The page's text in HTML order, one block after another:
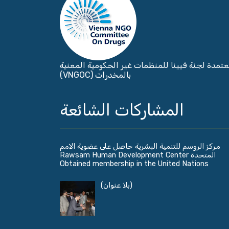
لجنة فيينا للمنظمات غير الحكومية المعنية
بالمخدرات (VNGOC)
المشاركات الشائعة
مركز الروسم للتنمية البشرية حاصل على عضوية الامم
المتحدة Rawsam Human Development Center
Obtained membership in the United Nations
(بلا عنوان)